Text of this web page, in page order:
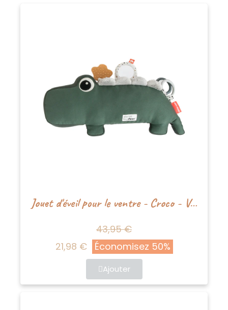
Jouet d'éveil pour le ventre - Croco - Vert
43,95 €
21,98 €
Économisez 50%
Ajouter